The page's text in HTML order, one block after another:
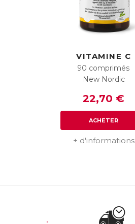
VITAMINE C
90 comprimés
New Nordic
22,70 €
ACHETER
+ d'informations